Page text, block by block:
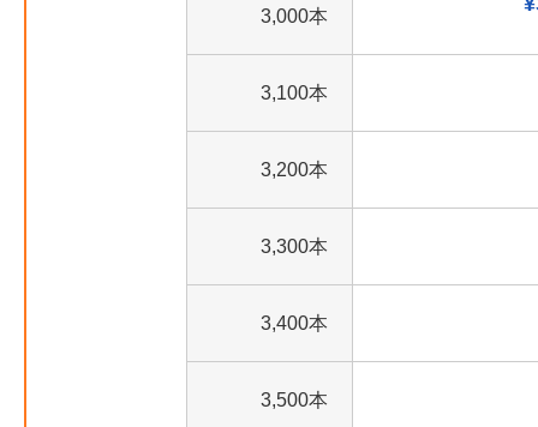
3,000本
3,100本
3,200本
3,300本
3,400本
3,500本